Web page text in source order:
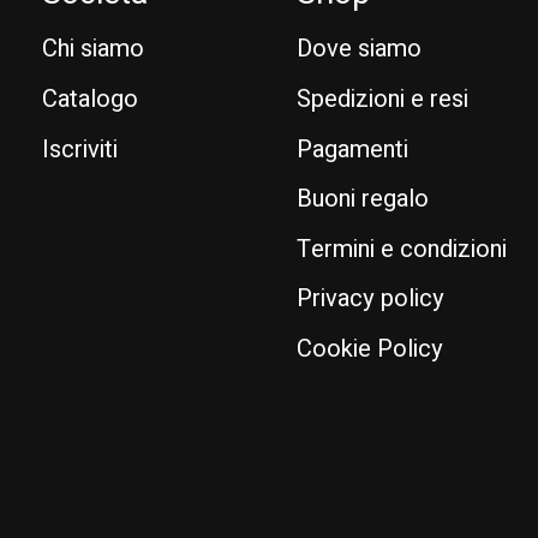
Chi siamo
Catalogo
Iscriviti
Dove siamo
Spedizioni e resi
Pagamenti
Buoni regalo
Termini e condizioni
Privacy policy
Cookie Policy